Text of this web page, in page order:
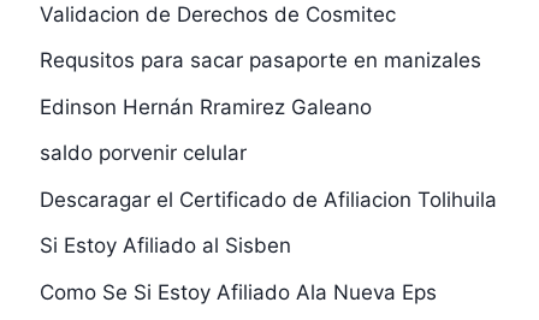
Validacion de Derechos de Cosmitec
Requsitos para sacar pasaporte en manizales
Edinson Hernán Rramirez Galeano
saldo porvenir celular
Descaragar el Certificado de Afiliacion Tolihuila
Si Estoy Afiliado al Sisben
Como Se Si Estoy Afiliado Ala Nueva Eps